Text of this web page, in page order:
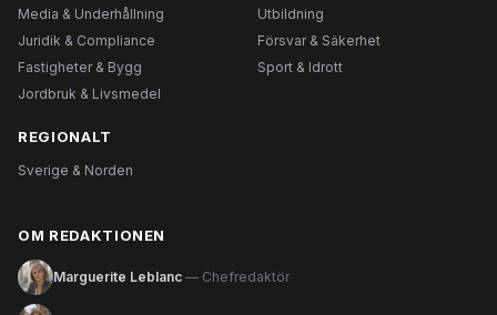
Media & Underhållning
Utbildning
Juridik & Compliance
Försvar & Säkerhet
Fastigheter & Bygg
Sport & Idrott
Jordbruk & Livsmedel
REGIONALT
Sverige & Norden
OM REDAKTIONEN
Marguerite Leblanc — Chefredaktör